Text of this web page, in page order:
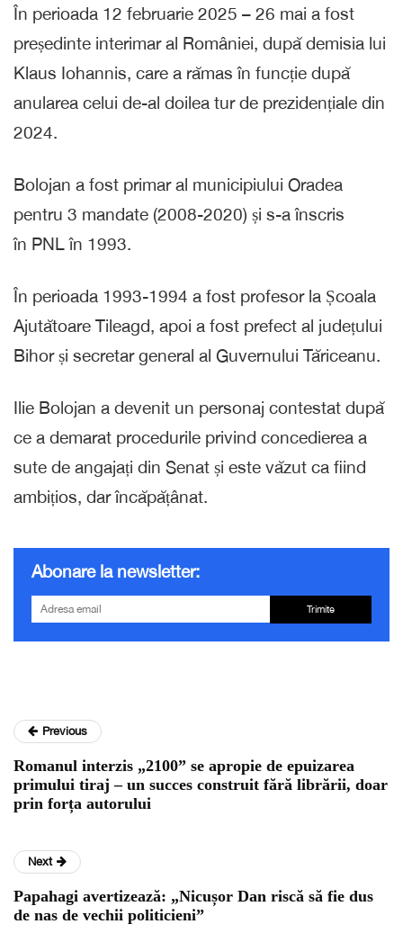
În perioada 12 februarie 2025 – 26 mai a fost
președinte interimar al României, după demisia lui
Klaus Iohannis, care a rămas în funcție după
anularea celui de-al doilea tur de prezidențiale din
2024.
Bolojan a fost primar al municipiului Oradea
pentru 3 mandate (2008-2020) și s-a înscris
în PNL în 1993.
În perioada 1993-1994 a fost profesor la Școala
Ajutătoare Tileagd, apoi a fost prefect al județului
Bihor și secretar general al Guvernului Tăriceanu.
Ilie Bolojan a devenit un personaj contestat după
ce a demarat procedurile privind concedierea a
sute de angajați din Senat și este văzut ca fiind
ambițios, dar încăpățânat.
Abonare la newsletter:
Trimite
Previous
Romanul interzis „2100” se apropie de epuizarea
primului tiraj – un succes construit fără librării, doar
prin forța autorului
Next
Papahagi avertizează: „Nicușor Dan riscă să fie dus
de nas de vechii politicieni”